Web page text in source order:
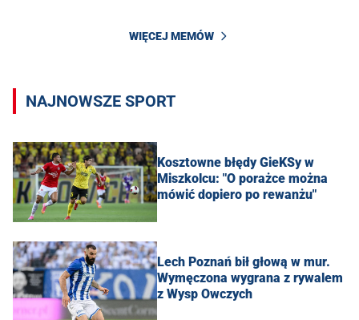
WIĘCEJ MEMÓW
NAJNOWSZE SPORT
Kosztowne błędy GieKSy w
Miszkolcu: "O porażce można
mówić dopiero po rewanżu"
Lech Poznań bił głową w mur.
Wymęczona wygrana z rywalem
z Wysp Owczych